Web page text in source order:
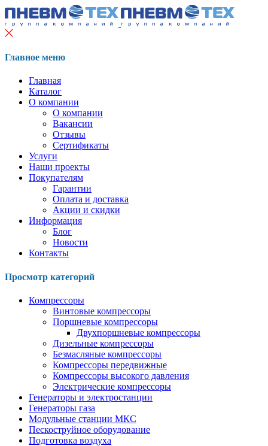
Главное меню
Главная
Каталог
О компании
О компании
Вакансии
Отзывы
Сертификаты
Услуги
Наши проекты
Покупателям
Гарантии
Оплата и доставка
Акции и скидки
Информация
Блог
Новости
Контакты
Просмотр категорий
Компрессоры
Винтовые компрессоры
Поршневые компрессоры
Двухпоршневые компрессоры
Дизельные компрессоры
Безмасляные компрессоры
Компрессоры передвижные
Компрессоры высокого давления
Электрические компрессоры
Генераторы и электростанции
Генераторы газа
Модульные станции МКС
Пескоструйное оборудование
Подготовка воздуха